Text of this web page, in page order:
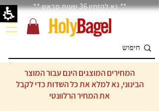
** נא להזמין 36 שעות מראש **
המחירים המוצגים הינם עבור המוצר
הבינוני, נא למלא את כל השדות כדי לקבל
את המחיר הרלוונטי